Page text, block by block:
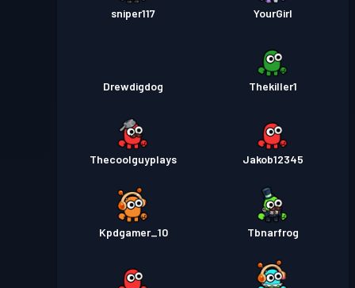
sniper117 YourGirl
Drewdigdog Thekiller1
Thecoolguyplays Jakob12345
Kpdgamer_10 Tbnarfrog